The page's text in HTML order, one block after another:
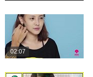
02:07